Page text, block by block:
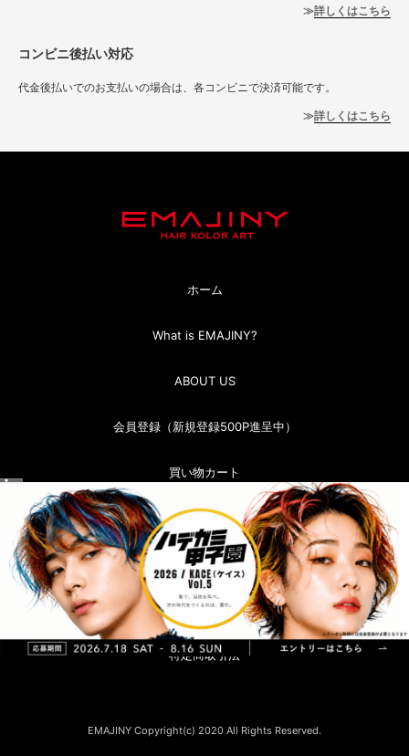
詳しくはこちら
コンビニ後払い対応
代金後払いでのお支払いの場合は、各コンビニで決済可能です。
詳しくはこちら
ホーム
What is EMAJINY?
ABOUT US
会員登録（新規登録500P進呈中）
買い物カート
マイページ（ログイン）
お問い合わせ
お買い物ガイド
特定商取引法
EMAJINY Copyright(c) 2020 All Rights Reserved.